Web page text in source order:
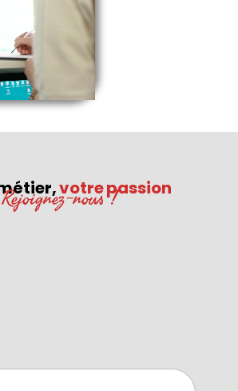
votre passion
Rejoignez-nous !